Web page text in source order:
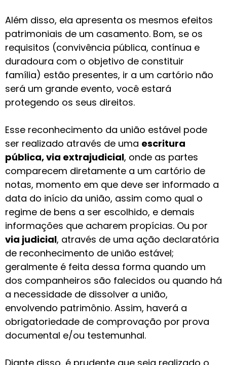
Além disso, ela apresenta os mesmos efeitos
patrimoniais de um casamento. Bom, se os
requisitos (convivência pública, contínua e
duradoura com o objetivo de constituir
família) estão presentes, ir a um cartório não
será um grande evento, você estará
protegendo os seus direitos.
Esse reconhecimento da união estável pode
ser realizado através de uma escritura
pública, via extrajudicial, onde as partes
comparecem diretamente a um cartório de
notas, momento em que deve ser informado a
data do início da união, assim como qual o
regime de bens a ser escolhido, e demais
informações que acharem propícias. Ou por
via judicial, através de uma ação declaratória
de reconhecimento de união estável;
geralmente é feita dessa forma quando um
dos companheiros são falecidos ou quando há
a necessidade de dissolver a união,
envolvendo patrimônio. Assim, haverá a
obrigatoriedade de comprovação por prova
documental e/ou testemunhal.